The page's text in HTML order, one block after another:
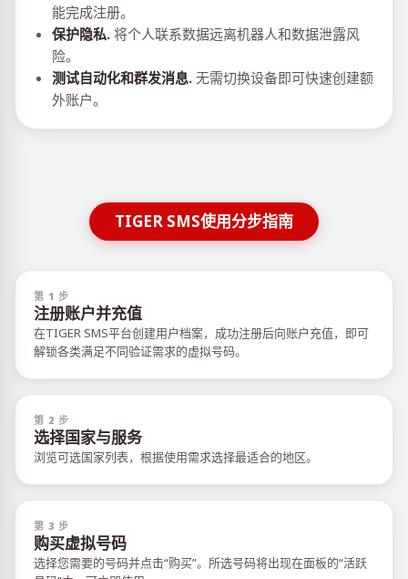
能完成注册。
保护隐私. 将个人联系数据远离机器人和数据泄露风
险。
测试自动化和群发消息. 无需切换设备即可快速创建额
外账户。
TIGER SMS使用分步指南
第 1 步
注册账户并充值
在TIGER SMS平台创建用户档案，成功注册后向账户充值，即可
解锁各类满足不同验证需求的虚拟号码。
第 2 步
选择国家与服务
浏览可选国家列表，根据使用需求选择最适合的地区。
第 3 步
购买虚拟号码
选择您需要的号码并点击“购买”。所选号码将出现在面板的“活跃